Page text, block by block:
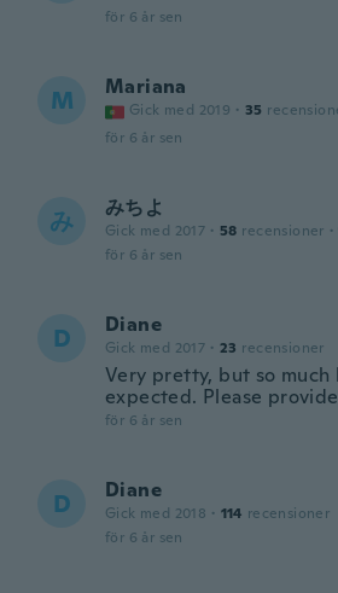
för 6 år sen
M Mariana
Gick med 2019 · 35
för 6 år sen
み みちよ
Gick med 2017 · 58 recensioner ·
för 6 år sen
D Diane
Gick med 2017 · 23 recensioner
Very pretty, but so much
expected. Please
för 6 år sen
D Diane
Gick med 2018 · 114 recensioner
för 6 år sen